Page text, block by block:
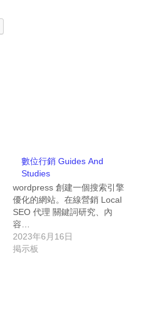
數位行銷 Guides And
Studies
wordpress 創建一個搜索引擎
優化的網站。在線營銷 Local
SEO 代理 關鍵詞研究、內
容…
2023年6月16日
掲示板